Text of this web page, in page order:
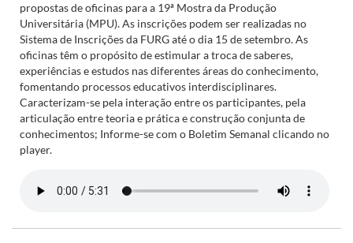
propostas de oficinas para a 19ª Mostra da Produção
Universitária (MPU). As inscrições podem ser realizadas no
Sistema de Inscrições da FURG até o dia 15 de setembro. As
oficinas têm o propósito de estimular a troca de saberes,
experiências e estudos nas diferentes áreas do conhecimento,
fomentando processos educativos interdisciplinares.
Caracterizam-se pela interação entre os participantes, pela
articulação entre teoria e prática e construção conjunta de
conhecimentos; Informe-se com o Boletim Semanal clicando no
player.